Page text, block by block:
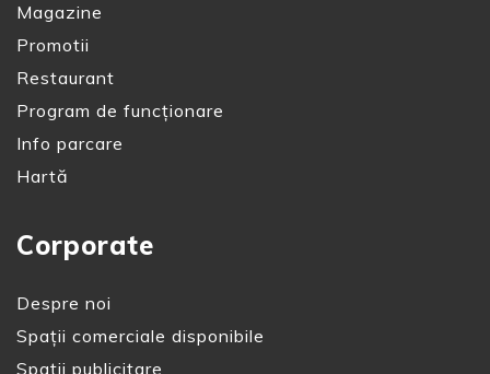
Magazine
Promotii
Restaurant
Program de funcționare
Info parcare
Hartă
Corporate
Despre noi
Spații comerciale disponibile
Spații publicitare